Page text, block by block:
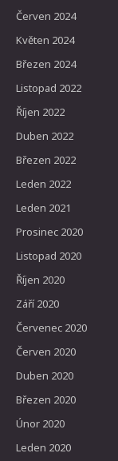
Červen 2024
Květen 2024
Březen 2024
Listopad 2022
Říjen 2022
Duben 2022
Březen 2022
Leden 2022
Leden 2021
Prosinec 2020
Listopad 2020
Říjen 2020
Září 2020
Červenec 2020
Červen 2020
Duben 2020
Březen 2020
Únor 2020
Leden 2020